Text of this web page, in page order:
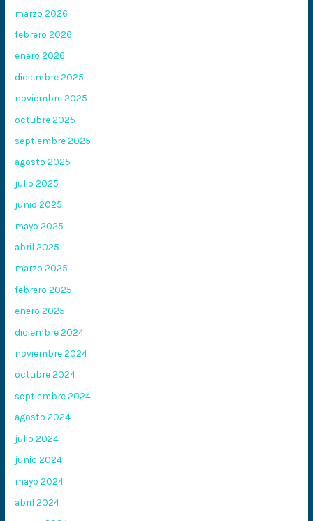
marzo 2026
febrero 2026
enero 2026
diciembre 2025
noviembre 2025
octubre 2025
septiembre 2025
agosto 2025
julio 2025
junio 2025
mayo 2025
abril 2025
marzo 2025
febrero 2025
enero 2025
diciembre 2024
noviembre 2024
octubre 2024
septiembre 2024
agosto 2024
julio 2024
junio 2024
mayo 2024
abril 2024